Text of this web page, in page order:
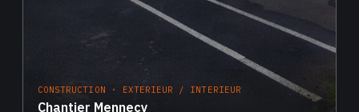
CONSTRUCTION · EXTERIEUR / INTERIEUR
Chantier Mennecy